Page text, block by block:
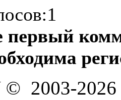
первый
© 2003-2026